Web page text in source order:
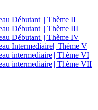
Débutant || Thème II
Débutant || Thème III
Débutant || Thème IV
Intermediaire|| Thème V
intermediaire|| Thème VI
intermediaire|| Thème VII